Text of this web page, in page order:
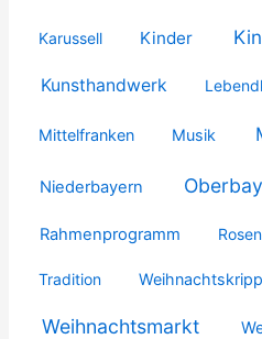
Karussell Kinder
Kunsthandwerk
Mittelfranken Musik
Niederbayern
Rahmenprogramm
Tradition
Weihnachtsmarkt